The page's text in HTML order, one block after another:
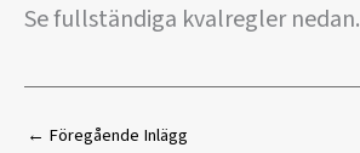
Se fullständiga kvalregler nedan.
← Föregående Inlägg